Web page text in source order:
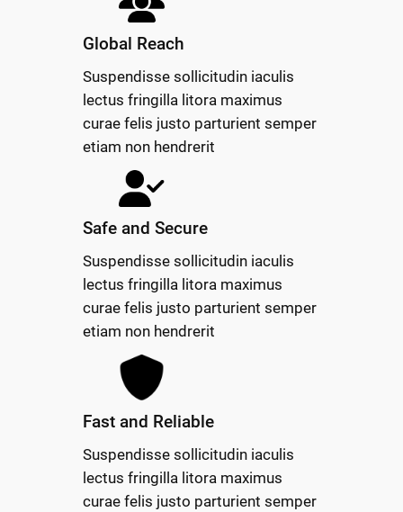
Global Reach
Suspendisse sollicitudin iaculis
lectus fringilla litora maximus
curae felis justo parturient semper
etiam non hendrerit
Safe and Secure
Suspendisse sollicitudin iaculis
lectus fringilla litora maximus
curae felis justo parturient semper
etiam non hendrerit
Fast and Reliable
Suspendisse sollicitudin iaculis
lectus fringilla litora maximus
curae felis justo parturient semper